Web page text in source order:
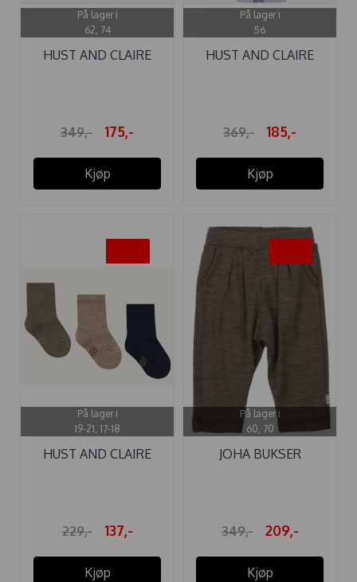
På lager i
62, 74
HUST AND CLAIRE
349,- 175,-
Kjøp
På lager i
56
HUST AND CLAIRE
369,- 185,-
Kjøp
På lager i
19-21, 17-18
HUST AND CLAIRE
229,- 137,-
Kjøp
På lager i
60, 70
JOHA BUKSER
349,- 209,-
Kjøp